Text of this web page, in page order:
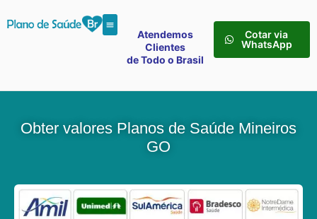
Atendemos
Clientes
de Todo o Brasil
Cotar via
WhatsApp
Obter valores Planos de Saúde Mineiros
GO